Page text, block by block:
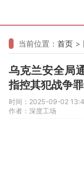
当前位置： 首页 >
乌克兰安全局
指控其犯战争罪
时间：2025-09-02
作者：深度工场